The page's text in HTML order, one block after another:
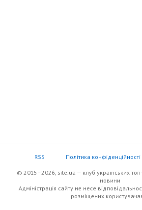
RSS Політика конфіденційності
© 2015–2026, site.ua — клуб українських
новини
Адміністрація сайту не несе
розміщених